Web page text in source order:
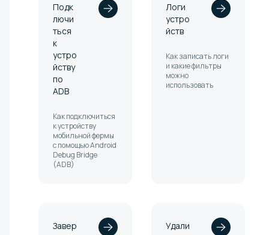
Подк
лючи
ться
к
устро
йству
по
ADB
Как подключиться
к устройству
мобильной фермы
с помощью Android
Debug Bridge
(ADB)
Логи
устро
йств
Как записать логи
и какие фильтры
можно
использовать
Завер
Удали